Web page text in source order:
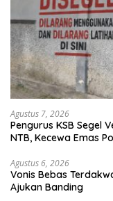
Agustus 7, 2026
Pengurus KSB Segel
NTB, Kecewa Emas
Agustus 6, 2026
Vonis Bebas
Ajukan Banding